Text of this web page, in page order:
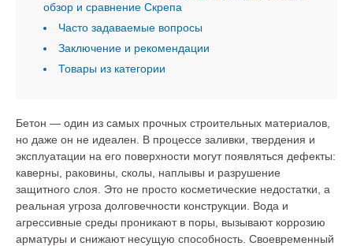
обзор и сравнение Скрепа
Часто задаваемые вопросы
Заключение и рекомендации
Товары из категории
Бетон — один из самых прочных строительных материалов,
но даже он не идеален. В процессе заливки, твердения и
эксплуатации на его поверхности могут появляться дефекты:
каверны, раковины, сколы, наплывы и разрушение
защитного слоя. Это не просто косметические недостатки, а
реальная угроза долговечности конструкции. Вода и
агрессивные среды проникают в поры, вызывают коррозию
арматуры и снижают несущую способность. Своевременный